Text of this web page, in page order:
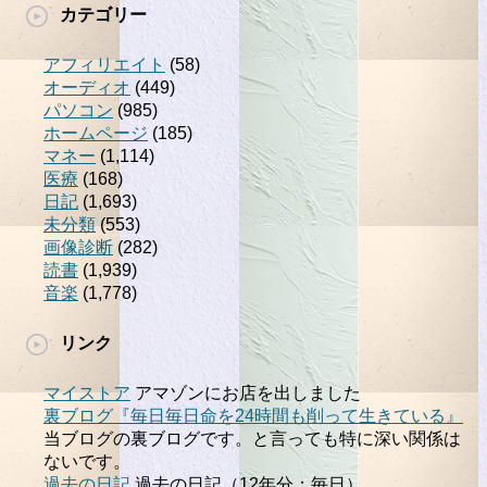
カテゴリー
アフィリエイト (58)
オーディオ (449)
パソコン (985)
ホームページ (185)
マネー (1,114)
医療 (168)
日記 (1,693)
未分類 (553)
画像診断 (282)
読書 (1,939)
音楽 (1,778)
リンク
マイストア アマゾンにお店を出しました
裏ブログ『毎日毎日命を24時間も削って生きている』
当ブログの裏ブログです。と言っても特に深い関係は
ないです。